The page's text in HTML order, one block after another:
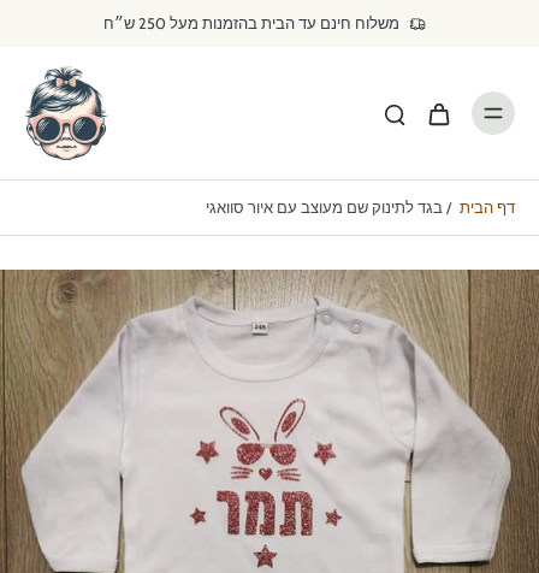
משלוח חינם עד הבית בהזמנות מעל 250 ש״ח
דף הבית / בגד לתינוק שם מעוצב עם איור סוואגי